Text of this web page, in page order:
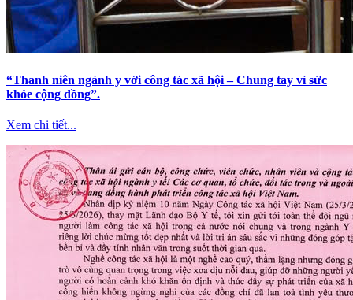
“Thanh niên ngành y với công tác xã hội – Chung tay vì sức
khỏe cộng đồng”.
Xem chi tiết...